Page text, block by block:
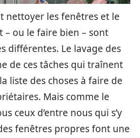
nettoyer les fenêtres et le
– ou le faire bien – sont
différentes. Le lavage des
de ces tâches qui traînent
liste des choses à faire de
Mais comme le
ceux d’entre nous qui s’y
fenêtres propres font une